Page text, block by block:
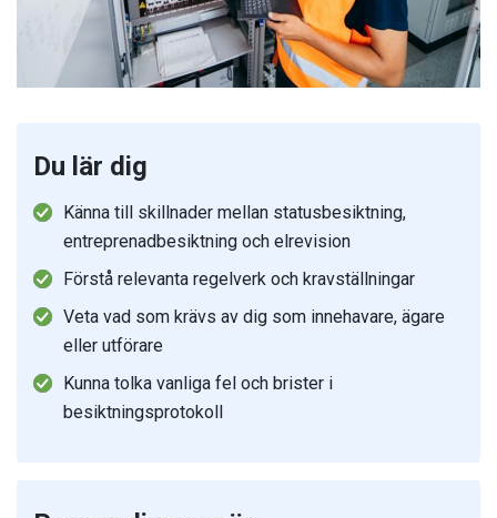
Du lär dig
Känna till skillnader mellan statusbesiktning,
entreprenadbesiktning och elrevision
Förstå relevanta regelverk och kravställningar
Veta vad som krävs av dig som innehavare, ägare
eller utförare
Kunna tolka vanliga fel och brister i
besiktningsprotokoll